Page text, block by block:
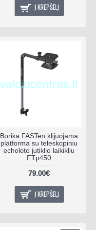
Į KREPŠELĮ
Borika FASTen klijuojama
platforma su teleskopiniu
echoloto jutiklio laikikliu
FTp450
79.00€
Į KREPŠELĮ